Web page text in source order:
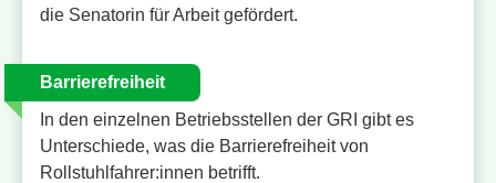
die Senatorin für Arbeit gefördert.
Barrierefreiheit
In den einzelnen Betriebsstellen der GRI gibt es
Unterschiede, was die Barrierefreiheit von
Rollstuhlfahrer:innen betrifft.